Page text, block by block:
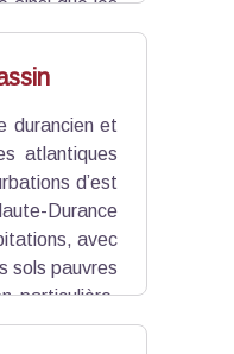
ainsi que les
durancien et
atlantiques
d’est
Durance
avec
sols pauvres
particulière.
menacées